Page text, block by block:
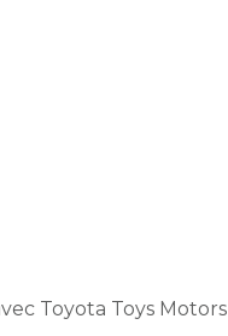
Toyota Toys Motors